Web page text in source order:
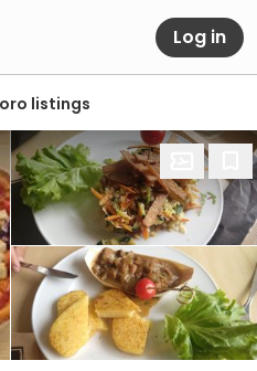
Log in
listings